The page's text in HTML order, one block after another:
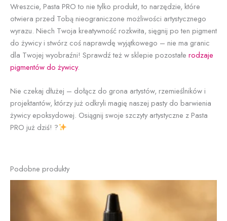
Wreszcie, Pasta PRO to nie tylko produkt, to narzędzie, które
otwiera przed Tobą nieograniczone możliwości artystycznego
wyrazu. Niech Twoja kreatywność rozkwita, sięgnij po ten pigment
do żywicy i stwórz coś naprawdę wyjątkowego – nie ma granic
dla Twojej wyobraźni! Sprawdź też w sklepie pozostałe rodzaje
pigmentów do żywicy.
Nie czekaj dłużej – dołącz do grona artystów, rzemieślników i
projektantów, którzy już odkryli magię naszej pasty do barwienia
żywicy epoksydowej. Osiągnij swoje szczyty artystyczne z Pasta
PRO już dziś! ?
Podobne produkty